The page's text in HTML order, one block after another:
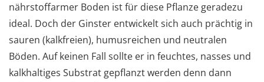
nährstoffarmer Boden ist für diese Pflanze geradezu
ideal. Doch der Ginster entwickelt sich auch prächtig in
sauren (kalkfreien), humusreichen und neutralen
Böden. Auf keinen Fall sollte er in feuchtes, nasses und
kalkhaltiges Substrat gepflanzt werden denn dann